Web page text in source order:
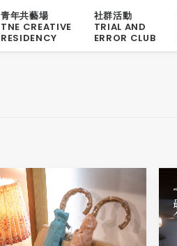
青年共藝場
TNE CREATIVE
RESIDENCY
社群活動
TRIAL AND
ERROR CLUB